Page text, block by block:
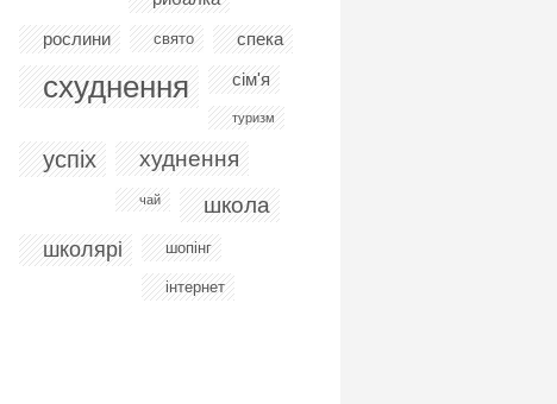
рослини
свято спека
схуднення сім'я
туризм
успіх худнення
чай школа
школярі шопінг
інтернет